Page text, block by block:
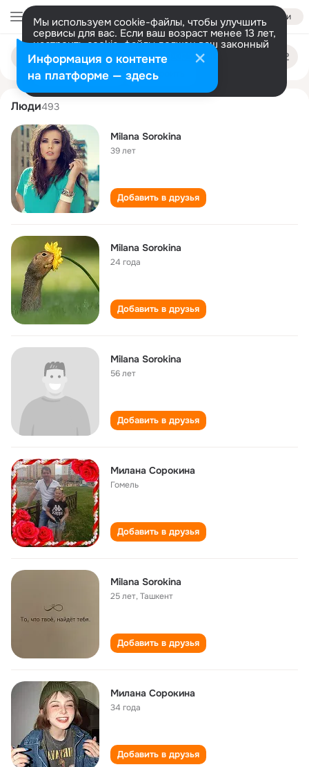
Войти
Мы используем cookie-файлы, чтобы улучшить
сервисы для вас. Если ваш возраст менее 13 лет,
настроить cookie-файлы должен ваш законный
представитель. Больше информации
Разрешить все Настроить
Поиск
людям
milana sorokina
Люди493
Milana Sorokina
39 лет
Добавить в друзья
Milana Sorokina
24 года
Добавить в друзья
Milana Sorokina
56 лет
Добавить в друзья
Милана Сорокина
Гомель
Добавить в друзья
Milana Sorokina
25 лет,Ташкент
Добавить в друзья
Милана Сорокина
34 года
Добавить в друзья
Информация о контенте
на платформе — здесь